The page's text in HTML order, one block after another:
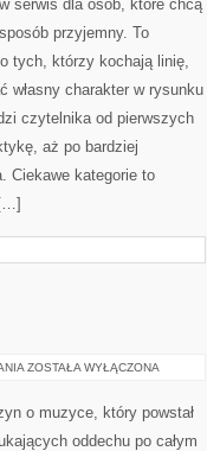
serwis dla osób, które chcą
przyjemny. To
tych, którzy kochają linię,
własny charakter w rysunku
czytelnika od pierwszych
aż po bardziej
Ciekawe kategorie to
HISTORIA
ZOSTAŁA WYŁĄCZONA
o muzyce, który powstał
oddechu po całym